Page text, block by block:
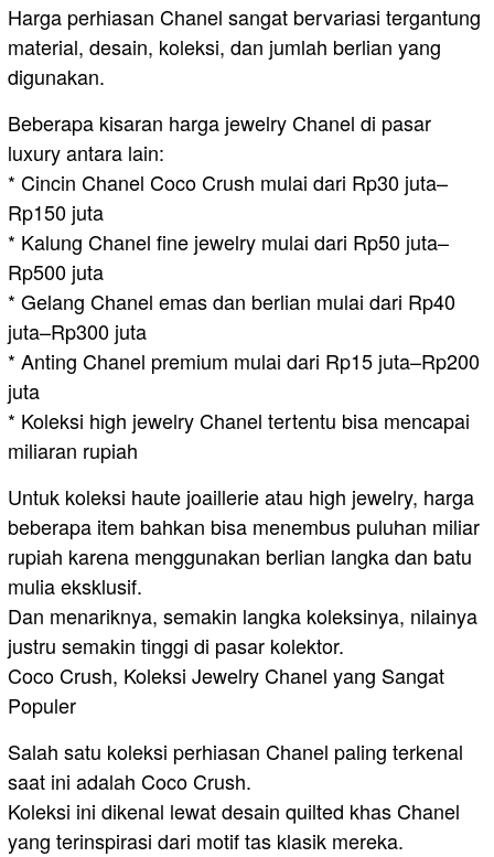
Harga perhiasan Chanel sangat bervariasi tergantung
material, desain, koleksi, dan jumlah berlian yang
digunakan.
Beberapa kisaran harga jewelry Chanel di pasar
luxury antara lain:
* Cincin Chanel Coco Crush mulai dari Rp30 juta–
Rp150 juta
* Kalung Chanel fine jewelry mulai dari Rp50 juta–
Rp500 juta
* Gelang Chanel emas dan berlian mulai dari Rp40
juta–Rp300 juta
* Anting Chanel premium mulai dari Rp15 juta–Rp200
juta
* Koleksi high jewelry Chanel tertentu bisa mencapai
miliaran rupiah
Untuk koleksi haute joaillerie atau high jewelry, harga
beberapa item bahkan bisa menembus puluhan miliar
rupiah karena menggunakan berlian langka dan batu
mulia eksklusif.
Dan menariknya, semakin langka koleksinya, nilainya
justru semakin tinggi di pasar kolektor.
Coco Crush, Koleksi Jewelry Chanel yang Sangat
Populer
Salah satu koleksi perhiasan Chanel paling terkenal
saat ini adalah Coco Crush.
Koleksi ini dikenal lewat desain quilted khas Chanel
yang terinspirasi dari motif tas klasik mereka.